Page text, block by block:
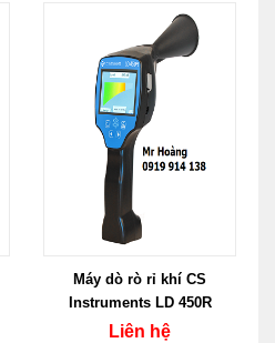
Máy dò rò rỉ khí CS
Instruments LD 450R
Liên hệ